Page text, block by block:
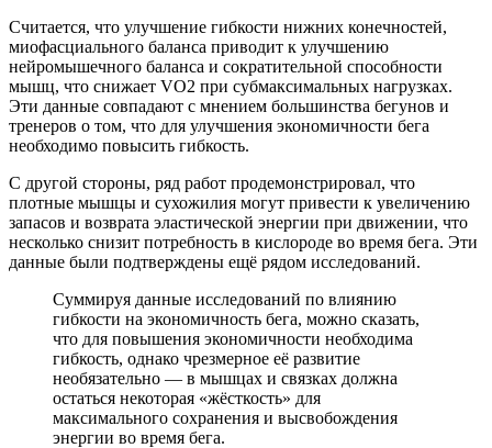
Считается, что улучшение гибкости нижних конечностей,
миофасциального баланса приводит к улучшению
нейромышечного баланса и сократительной способности
мышц, что снижает VO2 при субмаксимальных нагрузках.
Эти данные совпадают с мнением большинства бегунов и
тренеров о том, что для улучшения экономичности бега
необходимо повысить гибкость.
С другой стороны, ряд работ продемонстрировал, что
плотные мышцы и сухожилия могут привести к увеличению
запасов и возврата эластической энергии при движении, что
несколько снизит потребность в кислороде во время бега. Эти
данные были подтверждены ещё рядом исследований.
Суммируя данные исследований по влиянию
гибкости на экономичность бега, можно сказать,
что для повышения экономичности необходима
гибкость, однако чрезмерное её развитие
необязательно — в мышцах и связках должна
остаться некоторая «жёсткость» для
максимального сохранения и высвобождения
энергии во время бега.